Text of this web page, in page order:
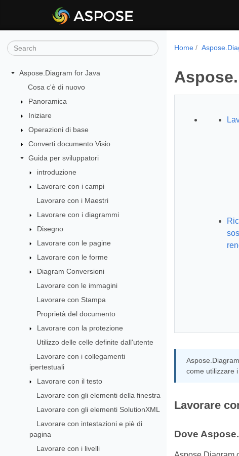
Aspose.Diagram for Java
Cosa c'è di nuovo
Panoramica
Iniziare
Operazioni di base
Converti documento Visio
Guida per sviluppatori
introduzione
Lavorare con i campi
Lavorare con i Maestri
Lavorare con i diagrammi
Disegno
Lavorare con le pagine
Lavorare con le forme
Diagram Conversioni
Lavorare con le immagini
Lavorare con Stampa
Proprietà del documento
Lavorare con la protezione
Utilizzo delle celle definite dall'utente
Lavorare con i collegamenti
ipertestuali
Lavorare con il testo
Lavorare con gli elementi della finestra
Lavorare con gli elementi SolutionXML
Lavorare con intestazioni e piè di
pagina
Lavorare con i livelli
Home
come utilizzare
Lavorare
Dove